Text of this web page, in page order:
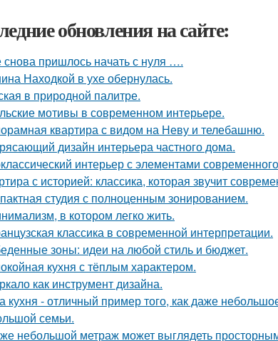
обновления на сайте:
пришлось начать с нуля ….
Находкой в ухе обернулась.
в природной палитре.
мотивы в современном интерьере.
квартира с видом на Неву и телебашню.
дизайн интерьера частного дома.
интерьер с элементами
с историей: классика, которая звучит
студия с полноценным зонированием.
в котором легко жить.
классика в современной интерпретации.
зоны: идеи на любой стиль и бюджет.
кухня с тёплым характером.
как инструмент дизайна.
кухня - отличный пример того, как даже
семьи.
небольшой метраж может выглядеть